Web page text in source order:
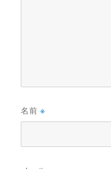
名前※